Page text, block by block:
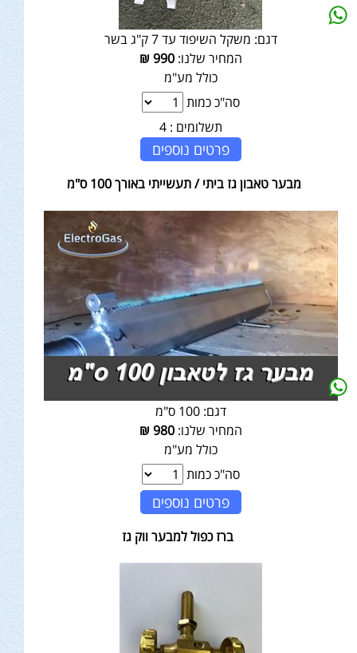
דגם: משקל השיפוד עד 7 ק"ג בשר
המחיר שלנו:990
₪
כולל מע"מ
סה"כ כמות
תשלומים : 4
פרטים נוספים
מבער טאבון גז ביתי / תעשייתי באורך 100 ס"מ
דגם: 100 ס"מ
המחיר שלנו:980
₪
כולל מע"מ
סה"כ כמות
פרטים נוספים
ברז כפול למבער ווק גז